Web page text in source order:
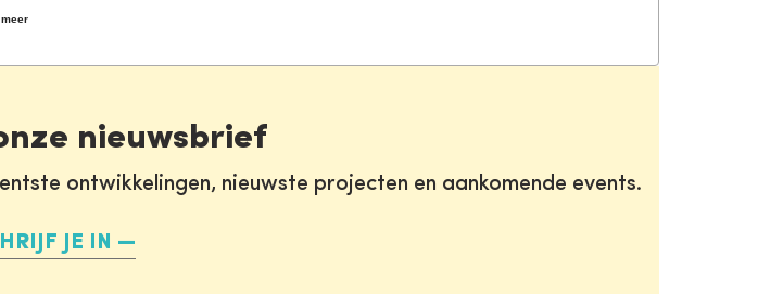
,meer
nieuwsbrief
ontwikkelingen, nieuwste projecten en aankomende events.
JE IN